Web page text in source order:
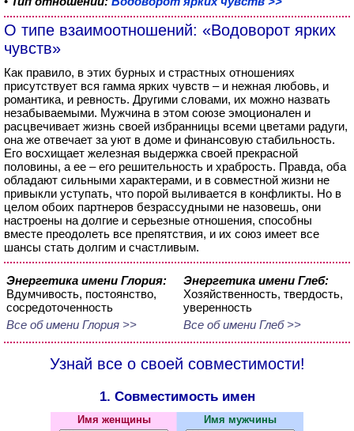
О типе взаимоотношений: «Водоворот ярких
чувств»
Как правило, в этих бурных и страстных отношениях
присутствует вся гамма ярких чувств – и нежная любовь, и
романтика, и ревность. Другими словами, их можно назвать
незабываемыми. Мужчина в этом союзе эмоционален и
расцвечивает жизнь своей избранницы всеми цветами радуги,
она же отвечает за уют в доме и финансовую стабильность.
Его восхищает железная выдержка своей прекрасной
половины, а ее – его решительность и храбрость. Правда, оба
обладают сильными характерами, и в совместной жизни не
привыкли уступать, что порой выливается в конфликты. Но в
целом обоих партнеров безрассудными не назовешь, они
настроены на долгие и серьезные отношения, способны
вместе преодолеть все препятствия, и их союз имеет все
шансы стать долгим и счастливым.
Энергетика имени Глория:
Вдумчивость, постоянство,
сосредоточенность
Все об имени Глория >>
Энергетика имени Глеб:
Хозяйственность, твердость,
уверенность
Все об имени Глеб >>
Узнай все о своей совместимости!
1. Совместимость имен
Имя женщины Имя мужчины